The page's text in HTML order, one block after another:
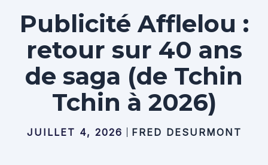
Publicité Afflelou :
retour sur 40 ans
de saga (de Tchin
Tchin à 2026)
JUILLET 4, 2026 FRED DESURMONT